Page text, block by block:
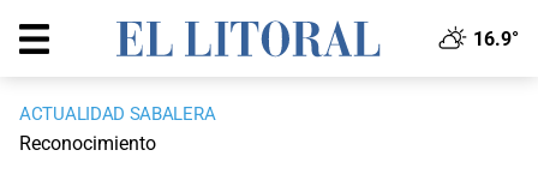
16.9°
ACTUALIDAD SABALERA
Reconocimiento